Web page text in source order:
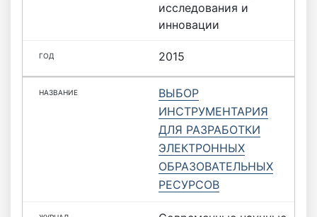
исследования и
инновации
2015
ВЫБОР
ИНСТРУМЕНТАРИЯ
ДЛЯ РАЗРАБОТКИ
ЭЛЕКТРОННЫХ
ОБРАЗОВАТЕЛЬНЫХ
РЕСУРСОВ